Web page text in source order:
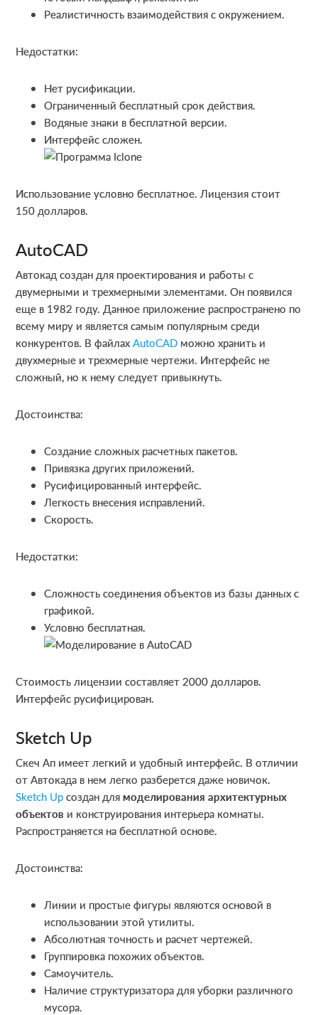
Реалистичность взаимодействия с окружением.
Недостатки:
Нет русификации.
Ограниченный бесплатный срок действия.
Водяные знаки в бесплатной версии.
Интерфейс сложен.
Использование условно бесплатное. Лицензия стоит
150 долларов.
AutoCAD
Автокад создан для проектирования и работы с
двумерными и трехмерными элементами. Он появился
еще в 1982 году. Данное приложение распространено по
всему миру и является самым популярным среди
конкурентов. В файлахAutoCAD можно хранить и
двухмерные и трехмерные чертежи. Интерфейс не
сложный, но к нему следует привыкнуть.
Достоинства:
Создание сложных расчетных пакетов.
Привязка других приложений.
Русифицированный интерфейс.
Легкость внесения исправлений.
Скорость.
Недостатки:
Сложность соединения объектов из базы данных с
графикой.
Условно бесплатная.
Стоимость лицензии составляет 2000 долларов.
Интерфейс русифицирован.
Sketch Up
Скеч Ап имеет легкий и удобный интерфейс. В отличии
от Автокада в нем легко разберется даже новичок.
Sketch Upсоздан длямоделирования архитектурных
объектов и конструирования интерьера комнаты.
Распространяется на бесплатной основе.
Достоинства:
Линии и простые фигуры являются основой в
использовании этой утилиты.
Абсолютная точность и расчет чертежей.
Группировка похожих объектов.
Самоучитель.
Наличие структуризатора для уборки различного
мусора.